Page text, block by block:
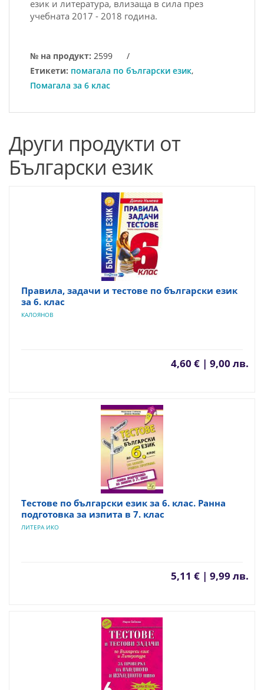
език и литература, влизаща в сила през
учебната 2017 - 2018 година.
№ на продукт: 2599
/
Етикети: помагала по български език,
Помагала за 6 клас
Други продукти от
Български език
Правила, задачи и тестове по български език
за 6. клас
КАЛОЯНОВ
4,60 € | 9,00 лв.
Тестове по български език за 6. клас. Ранна
подготовка за изпита в 7. клас
ЛИТЕРА ИКО
5,11 € | 9,99 лв.